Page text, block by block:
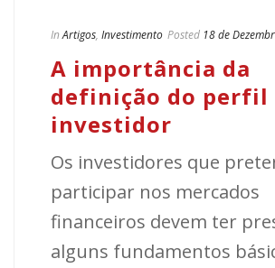
In Artigos, Investimento Posted 18 de
A importância da
definição do perfil
investidor
Os investidores que
participar nos mercados
financeiros devem ter
alguns fundamentos